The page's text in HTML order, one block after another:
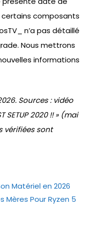
composants
n’a pas détaillé
Nous mettrons
informations
Sources : vidéo
SETUP 2020 !! » (mai
vérifiées sont
Matériel en 2026
Mères Pour Ryzen 5